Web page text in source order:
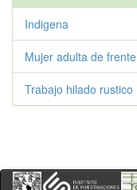
Indigena
Mujer adulta de frente
Trabajo hilado rustico